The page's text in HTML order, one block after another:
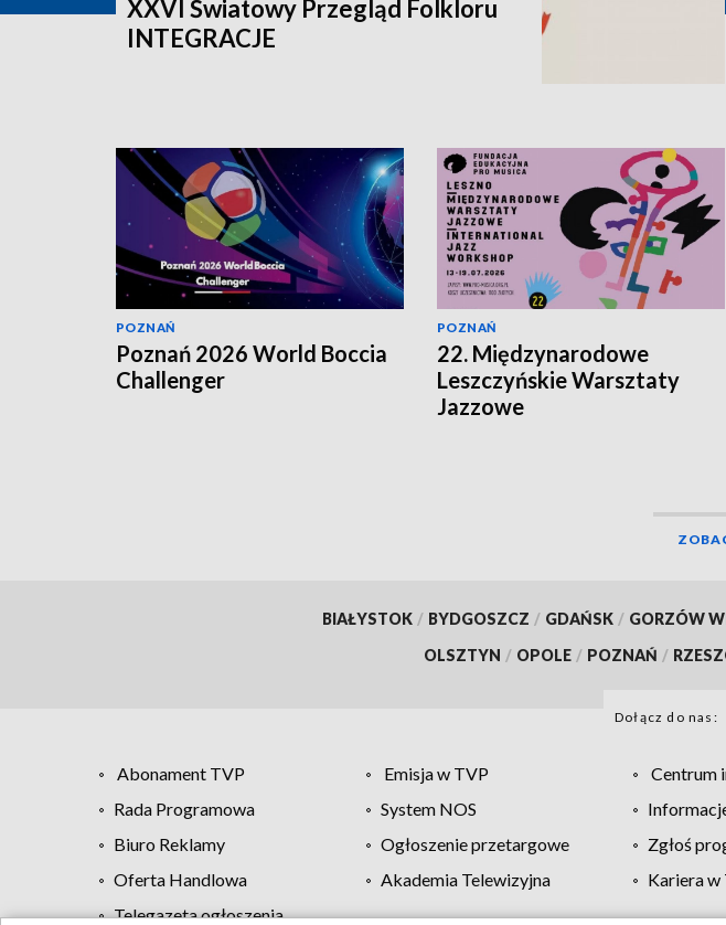
XXVI Światowy Przegląd Folkloru
INTEGRACJE
POZNAŃ
Poznań 2026 World Boccia
Challenger
POZNAŃ
22. Międzynarodowe
Leszczyńskie Warsztaty
Jazzowe
BIAŁYSTOK / BYDGOSZCZ / GDAŃSK / GORZÓW
OLSZTYN / OPOLE / POZNAŃ /
Dołącz do nas:
Abonament TVP Emisja w TVP Centrum
Rada Programowa
System NOS
Biuro Reklamy
Ogłoszenie przetargowe Zgłoś
Oferta Handlowa
Akademia Telewizyjna Kariera w
Telegazeta ogłoszenia